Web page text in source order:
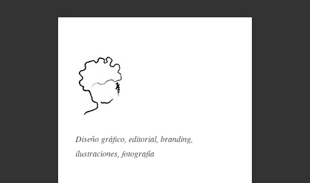
Diseño gráfico, editorial, branding,
ilustraciones, fotografía